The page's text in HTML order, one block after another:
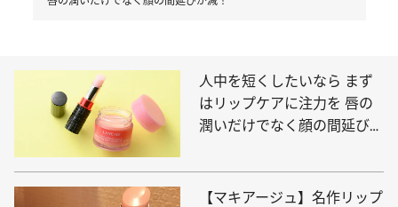
人中を短くしたいなら まず
はリップケアに注力を 唇の
潤いだけでなく顔の間延びが
【マキアージュ】名作リップ